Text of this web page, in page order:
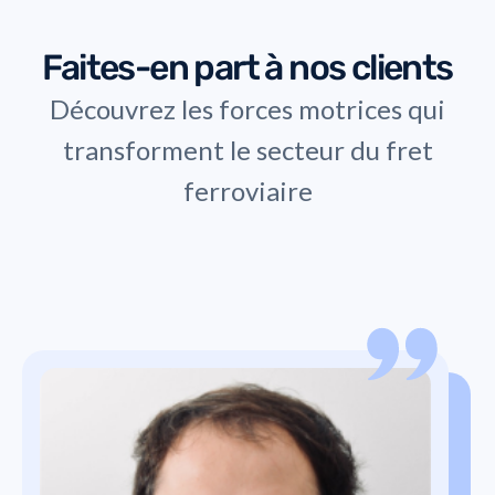
Faites-en part à nos clients
Découvrez les forces motrices qui
transforment le secteur du fret
ferroviaire